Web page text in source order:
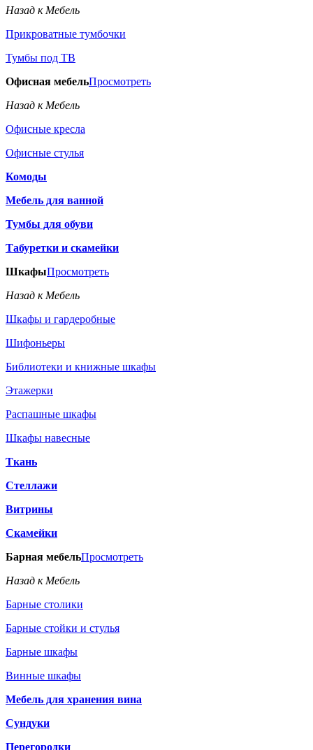
Назад к Мебель
Прикроватные тумбочки
Тумбы под ТВ
Офисная мебельПросмотреть
Назад к Мебель
Офисные кресла
Офисные стулья
Комоды
Мебель для ванной
Тумбы для обуви
Табуретки и скамейки
ШкафыПросмотреть
Назад к Мебель
Шкафы и гардеробные
Шифоньеры
Библиотеки и книжные шкафы
Этажерки
Распашные шкафы
Шкафы навесные
Ткань
Стеллажи
Витрины
Скамейки
Барная мебельПросмотреть
Назад к Мебель
Барные столики
Барные стойки и стулья
Барные шкафы
Винные шкафы
Мебель для хранения вина
Сундуки
Перегородки